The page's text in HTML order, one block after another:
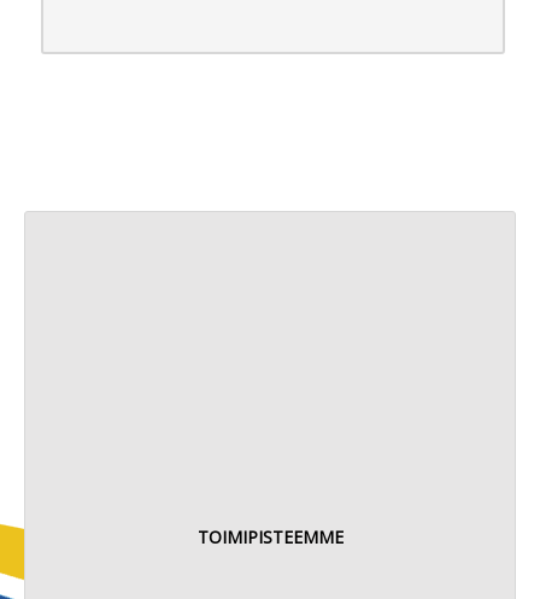
TOIMIPISTEEMME